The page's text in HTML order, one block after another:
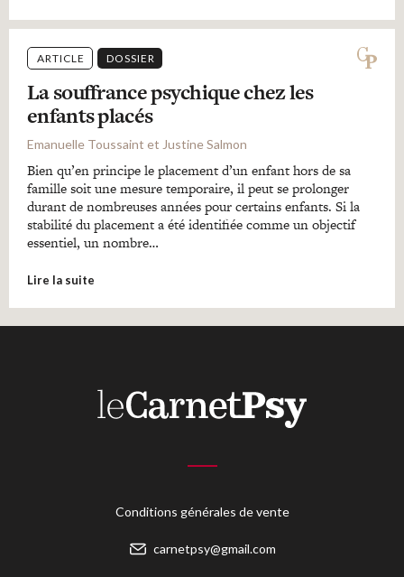
ARTICLE DOSSIER
La souffrance psychique chez les
enfants placés
Emanuelle Toussaint et Justine Salmon
Bien qu’en principe le placement d’un enfant hors de sa
famille soit une mesure temporaire, il peut se prolonger
durant de nombreuses années pour certains enfants. Si la
stabilité du placement a été identifiée comme un objectif
essentiel, un nombre…
Lire la suite
Conditions générales de vente
carnetpsy@gmail.com